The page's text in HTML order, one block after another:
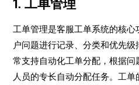
1. 工单管理
工单管理是客服工单系统的核
户问题进行记录、分类和优先
常支持自动化工单分配，根据
人员的专长自动分配任务。工